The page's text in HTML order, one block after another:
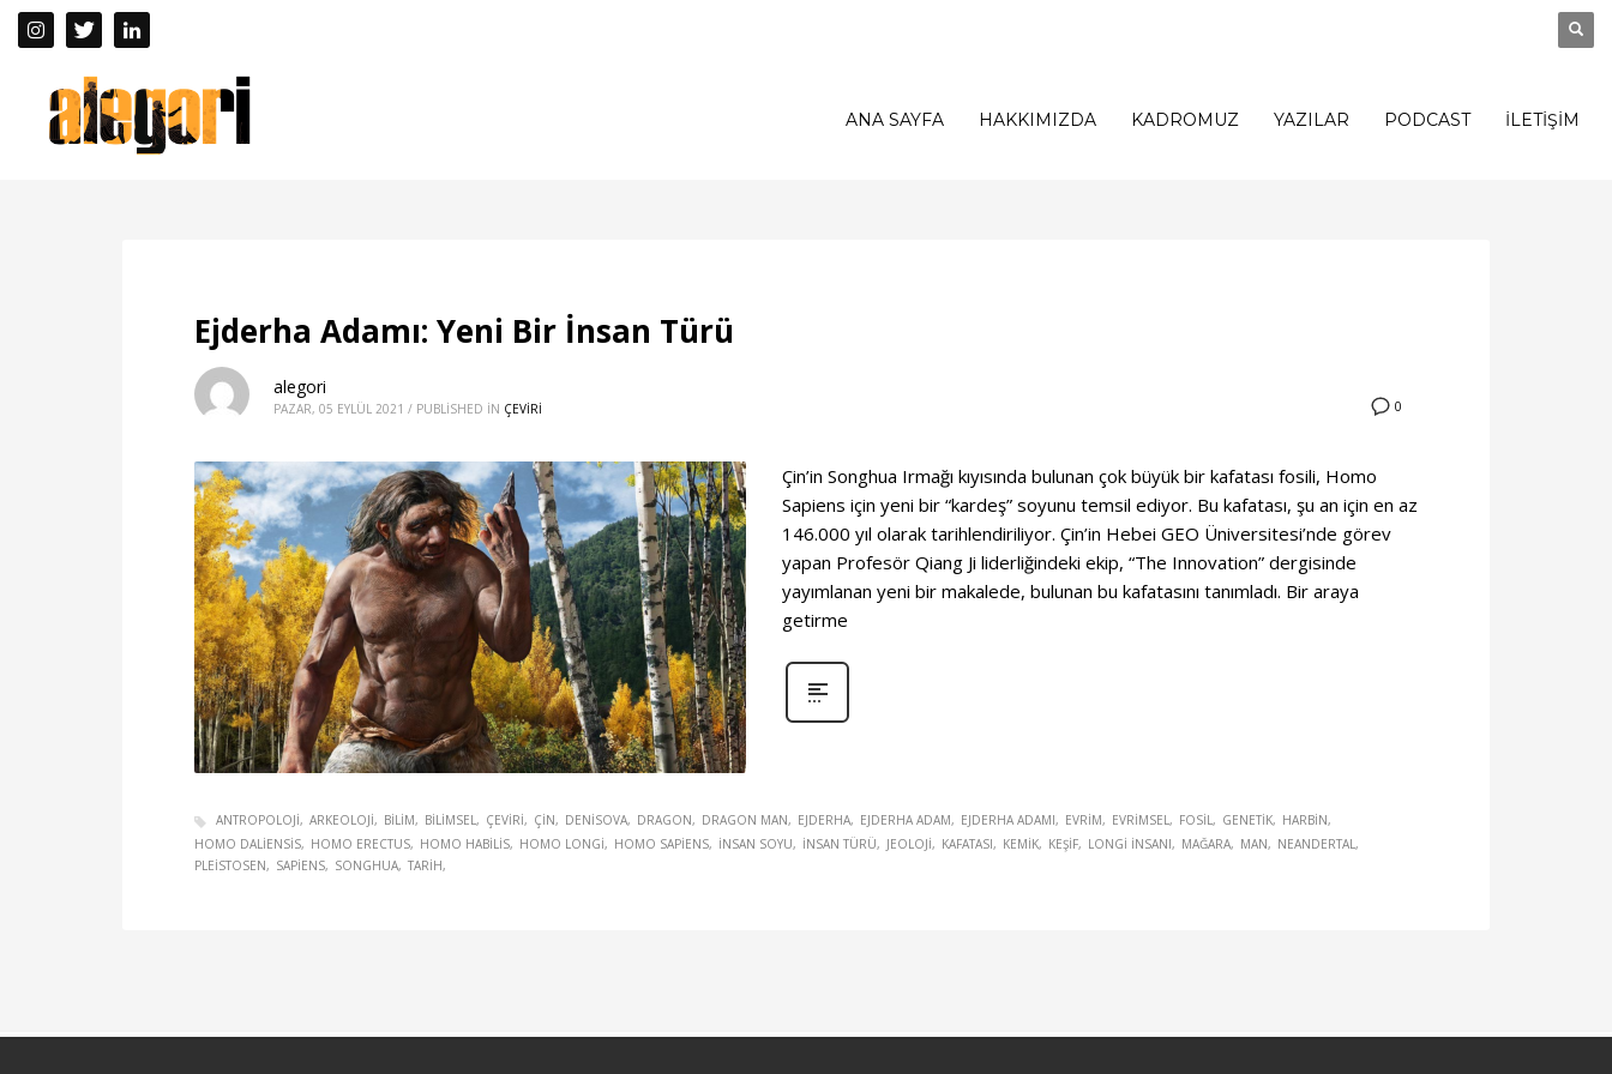
ANA SAYFA HAKKIMIZDA KADROMUZ YAZILAR PODCAST İLETİŞİM
Ejderha Adamı: Yeni Bir İnsan Türü
0
alegori
PAZAR, 05 EYLÜL 2021 / PUBLISHED IN ÇEVİRİ
Çin’in Songhua Irmağı kıyısında bulunan çok büyük bir kafatası fosili, Homo
Sapiens için yeni bir “kardeş” soyunu temsil ediyor. Bu kafatası, şu an için en az
146.000 yıl olarak tarihlendiriliyor. Çin’in Hebei GEO Üniversitesi’nde görev
yapan Profesör Qiang Ji liderliğindeki ekip, “The Innovation” dergisinde
yayımlanan yeni bir makalede, bulunan bu kafatasını tanımladı. Bir araya
getirme
ANTROPOLOJI ARKEOLOJI BILIM BILIMSEL ÇEVIRI ÇIN DENISOVA DRAGON DRAGON MAN EJDERHA EJDERHA ADAM EJDERHA ADAMI EVRIM EVRIMSEL FOSIL GENETIK
HARBIN
HOMO DALIENSIS
HOMO ERECTUS HOMO HABILIS HOMO LONGI HOMO SAPIENS INSAN SOYU INSAN TÜRÜ JEOLOJI KAFATASI KEMIK KEŞIF LONGI INSANI MAĞARA MAN
NEANDERTAL
PLEISTOSEN
SAPIENS SONGHUA TARIH